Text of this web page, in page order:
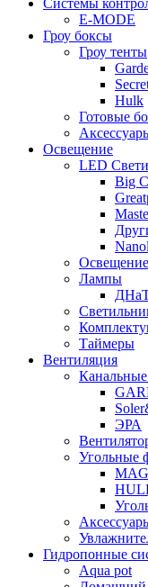
Системы
E-MODE
Гроу боксы
Гроу тенты
Hulk
Готовые
Освещение
LED
Big
Лампы
Таймеры
Вентиляция
ЭРА
Угольные
Гидропонные
Aqua pot